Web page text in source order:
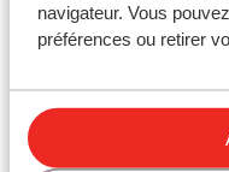
navigateur. Vous
préférences ou retirer
Cours de ski